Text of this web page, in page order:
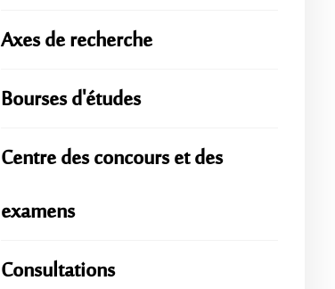
Axes de recherche
Bourses d'études
Centre des concours et des
examens
Consultations